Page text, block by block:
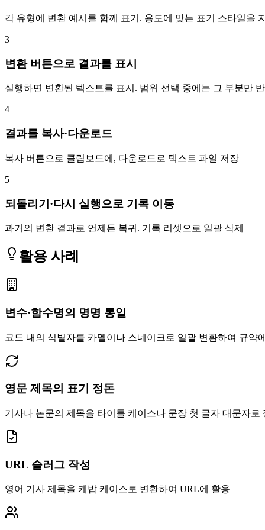
각 유형에 변환 예시를 함께 표기. 용도에 맞는 표기 스타일을
3
변환 버튼으로 결과를 표시
실행하면 변환된 텍스트를 표시. 범위 선택 중에는 그 부분만
4
결과를 복사·다운로드
복사 버튼으로 클립보드에, 다운로드로 텍스트 파일 저장
5
되돌리기·다시 실행으로 기록 이동
과거의 변환 결과로 언제든 복귀. 기록 리셋으로 일괄 삭제
활용 사례
변수·함수명의 명명 통일
코드 내의 식별자를 카멜이나 스네이크로 일괄 변환하여 규약
영문 제목의 표기 정돈
기사나 논문의 제목을 타이틀 케이스나 문장 첫 글자 대문자로
URL 슬러그 작성
영어 기사 제목을 케밥 케이스로 변환하여 URL에 활용